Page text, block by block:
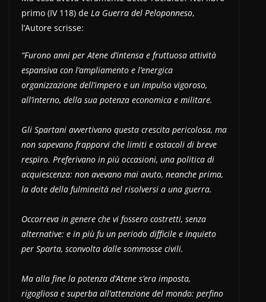
primo (IV 118) de La Guerra del Peloponneso,
l’Autore scrisse:
“Furono anni per Atene d’intensa e fruttuosa attività
espansiva con l’ampliamento e l’energica
organizzazione dell’impero e un impulso vigoroso,
all’interno, della sua potenza economica e militare.
Gli Spartani avvertivano questa crescita pericolosa, ma
non sapevano frapporvi che limiti e ostacoli di breve
respiro. Preferivano in più occasioni, una politica di
acquiescenza: non avevano mai avuto, neanche prima,
la dote della fulmineità nel risolversi a una guerra.
Occorreva in genere che vi fossero costretti, senza
alternative: e in più fu un periodo difficile e inquieto
per Sparta, sconvolta dalle sommosse civili.
Ma alla fine la potenza d’Atene s’era imposta,
rigogliosa e superba all’attenzione del mondo: perfino